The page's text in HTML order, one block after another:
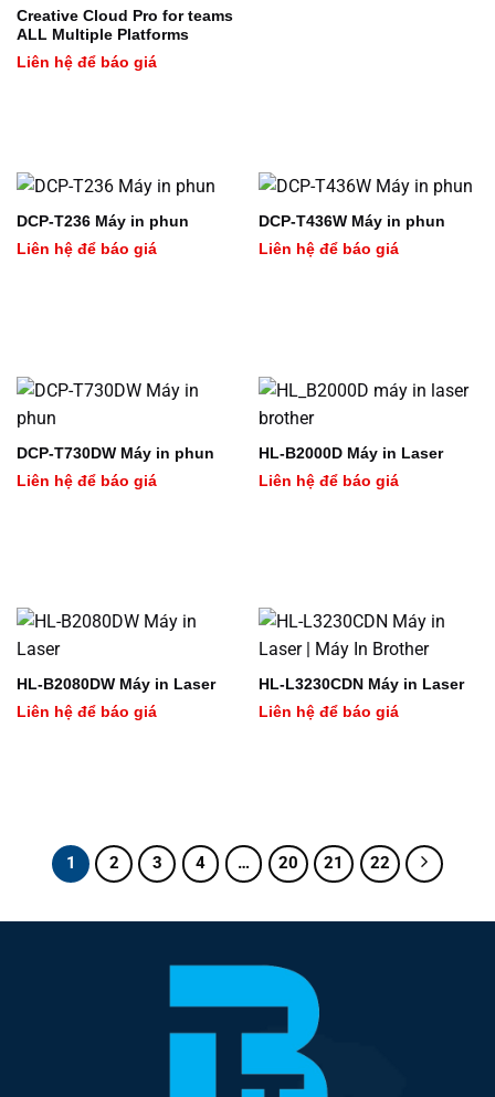
Creative Cloud Pro for teams
ALL Multiple Platforms
Liên hệ để báo giá
DCP-T236 Máy in phun
Liên hệ để báo giá
DCP-T436W Máy in phun
Liên hệ để báo giá
DCP-T730DW Máy in phun
Liên hệ để báo giá
HL-B2000D Máy in Laser
Liên hệ để báo giá
HL-B2080DW Máy in Laser
Liên hệ để báo giá
HL-L3230CDN Máy in Laser
Liên hệ để báo giá
1 2 3 4 … 20 21 22